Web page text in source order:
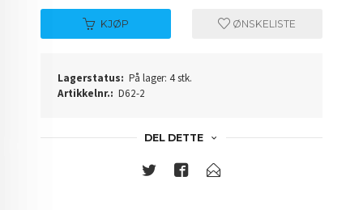
KJØP ØNSKELISTE
Lagerstatus: På lager: 4 stk.
Artikkelnr.: D62-2
DEL DETTE